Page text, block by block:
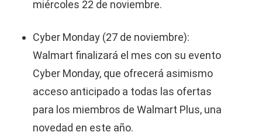
miércoles 22 de noviembre.
Cyber Monday (27 de noviembre):
Walmart finalizará el mes con su evento
Cyber Monday, que ofrecerá asimismo
acceso anticipado a todas las ofertas
para los miembros de Walmart Plus, una
novedad en este año.